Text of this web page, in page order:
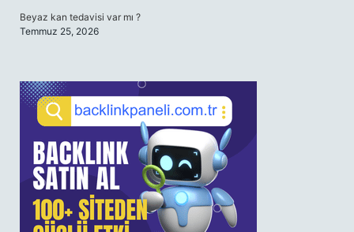
Beyaz kan tedavisi var mı ?
Temmuz 25, 2026